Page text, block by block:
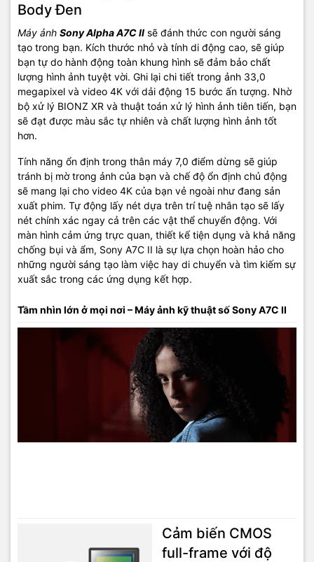
Body Đen
Máy ảnh Sony Alpha A7C II sẽ đánh thức con người sáng
tạo trong bạn. Kích thước nhỏ và tính di động cao, sẽ giúp
bạn tự do hành động toàn khung hình sẽ đảm bảo chất
lượng hình ảnh tuyệt vời. Ghi lại chi tiết trong ảnh 33,0
megapixel và video 4K với dải động 15 bước ấn tượng. Nhờ
bộ xử lý BIONZ XR và thuật toán xử lý hình ảnh tiên tiến, bạn
sẽ đạt được màu sắc tự nhiên và chất lượng hình ảnh tốt
hơn.
Tính năng ổn định trong thân máy 7,0 điểm dừng sẽ giúp
tránh bị mờ trong ảnh của bạn và chế độ ổn định chủ động
sẽ mang lại cho video 4K của bạn vẻ ngoài như đang sản
xuất phim. Tự động lấy nét dựa trên trí tuệ nhân tạo sẽ lấy
nét chính xác ngay cả trên các vật thể chuyển động. Với
màn hình cảm ứng trực quan, thiết kế tiện dụng và khả năng
chống bụi và ẩm, Sony A7C II là sự lựa chọn hoàn hảo cho
những người sáng tạo làm việc hay di chuyển và tìm kiếm sự
xuất sắc trong các ứng dụng kết hợp.
Tầm nhìn lớn ở mọi nơi – Máy ảnh kỹ thuật số Sony A7C II
Cảm biến CMOS
full-frame với độ